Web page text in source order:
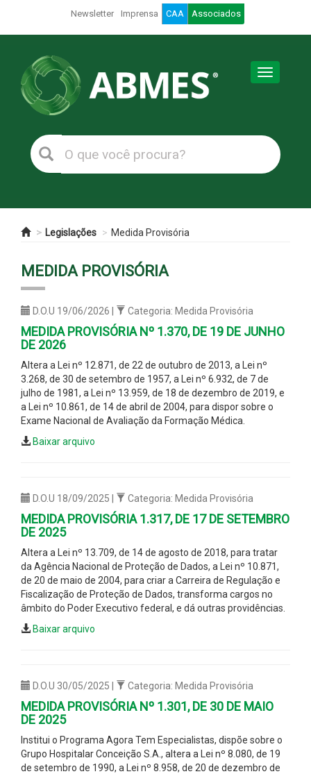
Newsletter Imprensa CAA Associados
Toggle
Legislações Medida Provisória
MEDIDA PROVISÓRIA
D.O.U 19/06/2026 | Categoria: Medida Provisória
MEDIDA PROVISÓRIA Nº 1.370, DE 19 DE JUNHO
DE 2026
Altera a Lei nº 12.871, de 22 de outubro de 2013, a Lei nº
3.268, de 30 de setembro de 1957, a Lei nº 6.932, de 7 de
julho de 1981, a Lei nº 13.959, de 18 de dezembro de 2019, e
a Lei nº 10.861, de 14 de abril de 2004, para dispor sobre o
Exame Nacional de Avaliação da Formação Médica.
Baixar arquivo
D.O.U 18/09/2025 | Categoria: Medida Provisória
MEDIDA PROVISÓRIA 1.317, DE 17 DE SETEMBRO
DE 2025
Altera a Lei nº 13.709, de 14 de agosto de 2018, para tratar
da Agência Nacional de Proteção de Dados, a Lei nº 10.871,
de 20 de maio de 2004, para criar a Carreira de Regulação e
Fiscalização de Proteção de Dados, transforma cargos no
âmbito do Poder Executivo federal, e dá outras providências.
Baixar arquivo
D.O.U 30/05/2025 | Categoria: Medida Provisória
MEDIDA PROVISÓRIA Nº 1.301, DE 30 DE MAIO
DE 2025
Institui o Programa Agora Tem Especialistas, dispõe sobre o
Grupo Hospitalar Conceição S.A., altera a Lei nº 8.080, de 19
de setembro de 1990, a Lei nº 8.958, de 20 de dezembro de